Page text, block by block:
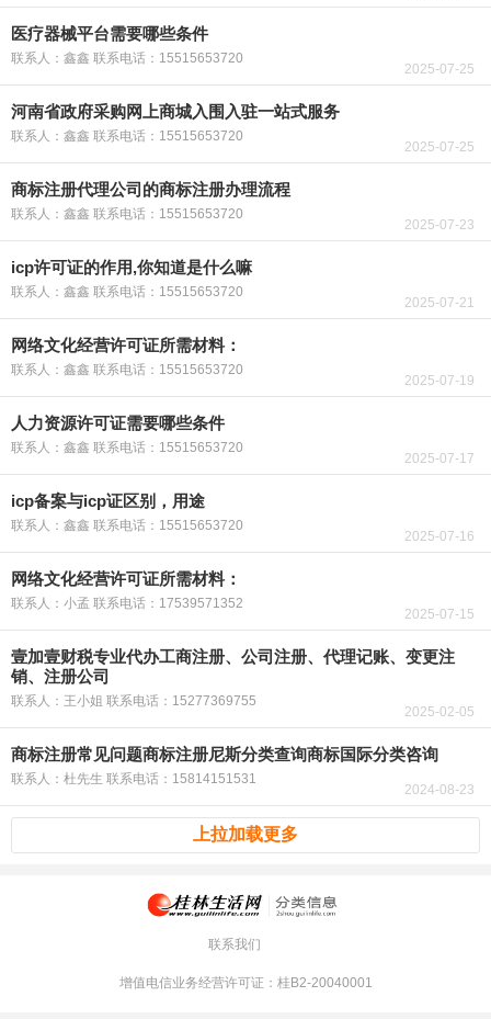
医疗器械平台需要哪些条件
联系人：鑫鑫 联系电话：15515653720
2025-07-25
河南省政府采购网上商城入围入驻一站式服务
联系人：鑫鑫 联系电话：15515653720
2025-07-25
商标注册代理公司的商标注册办理流程
联系人：鑫鑫 联系电话：15515653720
2025-07-23
icp许可证的作用,你知道是什么嘛
联系人：鑫鑫 联系电话：15515653720
2025-07-21
网络文化经营许可证所需材料：
联系人：鑫鑫 联系电话：15515653720
2025-07-19
人力资源许可证需要哪些条件
联系人：鑫鑫 联系电话：15515653720
2025-07-17
icp备案与icp证区别，用途
联系人：鑫鑫 联系电话：15515653720
2025-07-16
网络文化经营许可证所需材料：
联系人：小孟 联系电话：17539571352
2025-07-15
壹加壹财税专业代办工商注册、公司注册、代理记账、变更注
销、注册公司
联系人：王小姐 联系电话：15277369755
2025-02-05
商标注册常见问题商标注册尼斯分类查询商标国际分类咨询
联系人：杜先生 联系电话：15814151531
2024-08-23
上拉加载更多
联系我们
增值电信业务经营许可证：桂B2-20040001